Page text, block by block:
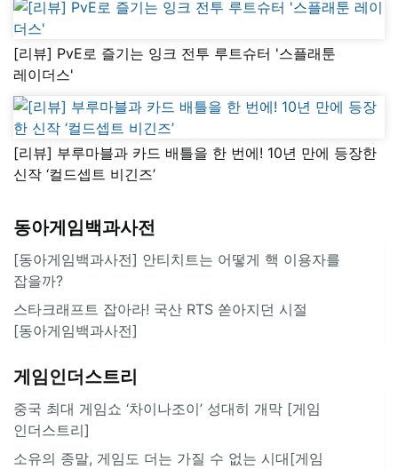
[리뷰] PvE로 즐기는 잉크 전투 루트슈터 '스플래툰
레이더스'
[리뷰] 부루마블과 카드 배틀을 한 번에! 10년 만에 등장한
신작 ‘컬드셉트 비긴즈’
동아게임백과사전
[동아게임백과사전] 안티치트는 어떻게 핵 이용자를
잡을까?
스타크래프트 잡아라! 국산 RTS 쏟아지던 시절
[동아게임백과사전]
게임인더스트리
중국 최대 게임쇼 ‘차이나조이’ 성대히 개막 [게임
인더스트리]
소유의 종말, 게임도 더는 가질 수 없는 시대[게임